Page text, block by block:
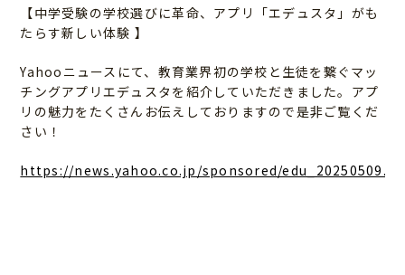
【中学受験の学校選びに革命、アプリ「エデュスタ」がも
たらす新しい体験 】
Yahooニュースにて、教育業界初の学校と生徒を繋ぐマッ
チングアプリエデュスタを紹介していただきました。アプ
リの魅力をたくさんお伝えしておりますので是非ご覧くだ
さい！
https://news.yahoo.co.jp/sponsored/